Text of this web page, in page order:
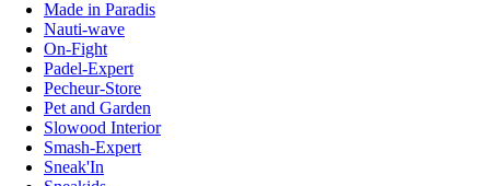
Made in Paradis
Nauti-wave
On-Fight
Padel-Expert
Pecheur-Store
Pet and Garden
Slowood Interior
Smash-Expert
Sneak'In